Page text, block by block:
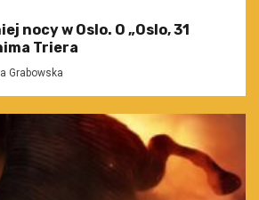
nocy w Oslo. O „Oslo, 31
Triera
Grabowska